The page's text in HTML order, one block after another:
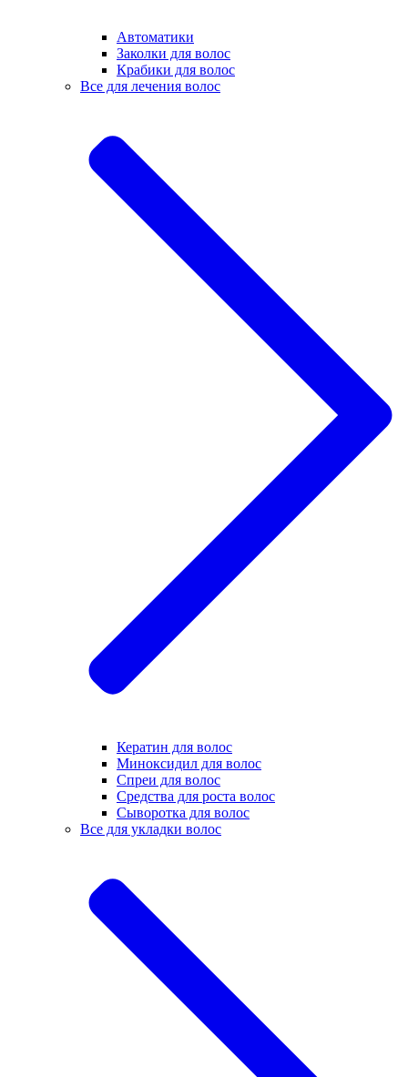
Автоматики
Заколки для волос
Крабики для волос
Все для лечения волос
Кератин для волос
Миноксидил для волос
Спреи для волос
Средства для роста волос
Сыворотка для волос
Все для укладки волос